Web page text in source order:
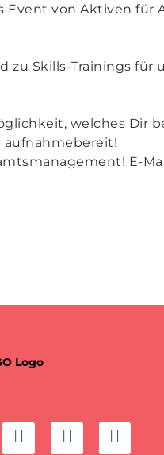
Event von Aktiven
Skills-Trainings für
welches Dir
aufnahmebereit!
E-